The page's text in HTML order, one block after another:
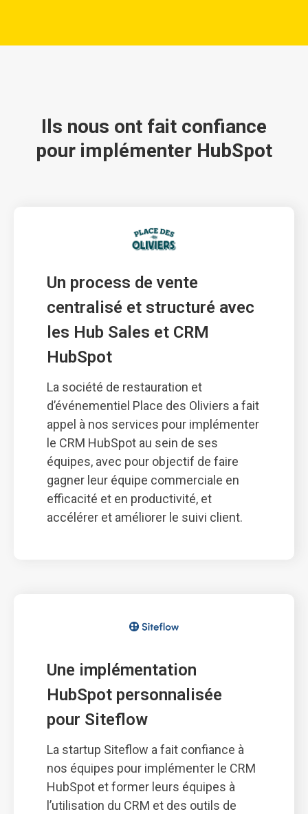
Ils nous ont fait confiance
pour implémenter HubSpot
Un process de vente
centralisé et structuré avec
les Hub Sales et CRM
HubSpot
La société de restauration et
d’événementiel Place des Oliviers a fait
appel à nos services pour implémenter
le CRM HubSpot au sein de ses
équipes, avec pour objectif de faire
gagner leur équipe commerciale en
efficacité et en productivité, et
accélérer et améliorer le suivi client.
Une implémentation
HubSpot personnalisée
pour Siteflow
La startup Siteflow a fait confiance à
nos équipes pour implémenter le CRM
HubSpot et former leurs équipes à
l’utilisation du CRM et des outils de